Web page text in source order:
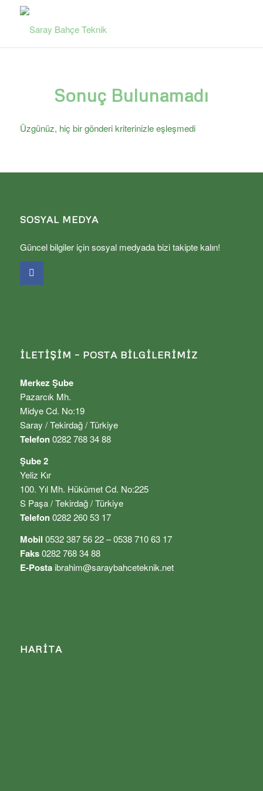
Sonuç Bulunamadı
Üzgünüz, hiç bir gönderi kriterinizle eşleşmedi
SOSYAL MEDYA
Güncel bilgiler için sosyal medyada bizi takipte kalın!
İLETIŞIM – POSTA BILGILERIMIZ
Merkez Şube
Pazarcık Mh.
Midye Cd. No:19
Saray / Tekirdağ / Türkiye
Telefon0282 768 34 88
Şube 2
Yeliz Kır
100. Yıl Mh. Hükümet Cd. No:225
S Paşa / Tekirdağ / Türkiye
Telefon0282 260 53 17
Mobil 0532 387 56 22 – 0538 710 63 17
Faks0282 768 34 88
E-Posta ibrahim@saraybahceteknik.net
HARITA